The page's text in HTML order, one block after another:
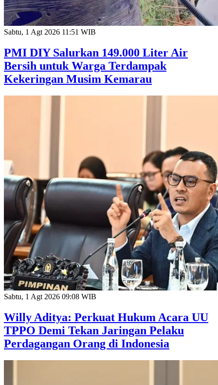
Sabtu, 1 Agt 2026 11:51 WIB
PMI DIY Salurkan 149.000 Liter Air
Bersih untuk Warga Terdampak
Kekeringan Musim Kemarau
Sabtu, 1 Agt 2026 09:08 WIB
Willy Aditya: Perkuat Hukum Acara UU
TPPO Demi Tekan Jaringan Pelaku
Perdagangan Orang di Indonesia